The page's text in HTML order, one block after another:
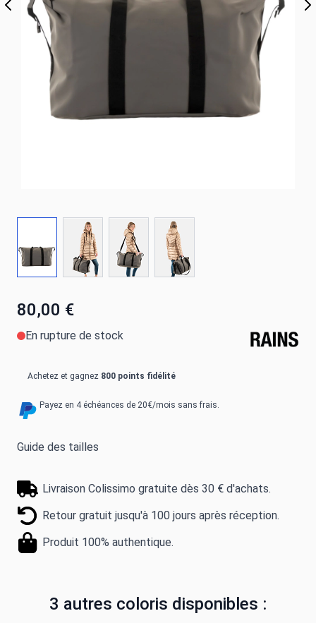
80,00 €
En rupture de stock
Achetez et gagnez 800 points fidélité
Payez en 4 échéances de 20€/mois sans frais.
Guide des tailles
Livraison Colissimo gratuite dès 30 € d'achats.
Retour gratuit jusqu'à 100 jours après réception.
Produit 100% authentique.
3 autres coloris disponibles :